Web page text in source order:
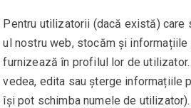
Pentru utilizatorii (dacă există)
ul nostru web, stocăm și
furnizează în profilul lor de
vedea, edita sau șterge informațiile
își pot schimba numele de